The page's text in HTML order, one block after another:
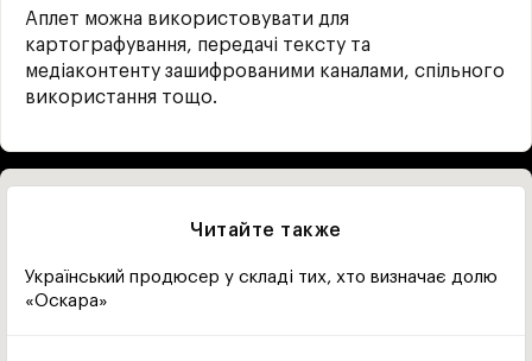
Аплет можна використовувати для
картографування, передачі тексту та
медіаконтенту зашифрованими каналами, спільного
використання тощо.
Читайте также
Український продюсер у складі тих, хто визначає долю
«Оскара»